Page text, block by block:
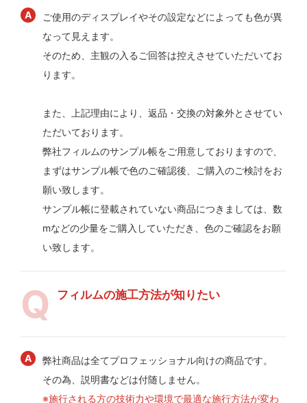
ご使用のディスプレイやその設定などによっても色が異
なって見えます。
そのため、主観の入るご回答は控えさせていただいてお
ります。
また、上記理由により、返品・交換の対象外とさせてい
ただいております。
弊社フィルムのサンプル帳をご用意しておりますので、
まずはサンプル帳で色のご確認後、ご購入のご検討をお
願い致します。
サンプル帳に登載されていない商品につきましては、数
mなどの少量をご購入していただき、色のご確認をお願
い致します。
フィルムの施工方法が知りたい
弊社商品は全てプロフェッショナル向けの商品です。
その為、説明書などは付随しません。
※施行される方の技術力や環境で最適な施行方法が変わ